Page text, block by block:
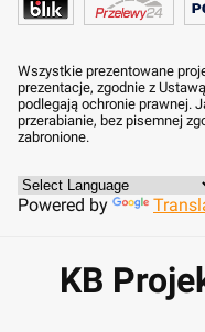
Wszystkie prezentowane
prezentacje, zgodnie z
podlegają ochronie prawnej.
przerabianie, bez pisemnej
zabronione.
Powered by
KB